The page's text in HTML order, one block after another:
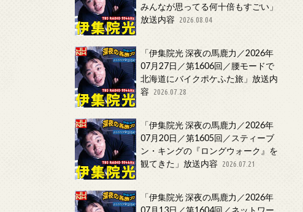
みんなが思ってる何十倍もすごい」
放送内容
2026.08.04
「伊集院光 深夜の馬鹿力／2026年
07月27日／第1606回／腰モードで
北海道にバイクポケふた旅」放送内
容
2026.07.28
「伊集院光 深夜の馬鹿力／2026年
07月20日／第1605回／スティーブ
ン・キングの『ロングウォーク』を
観てきた」放送内容
2026.07.21
「伊集院光 深夜の馬鹿力／2026年
07月13日／第1604回／ネットワー